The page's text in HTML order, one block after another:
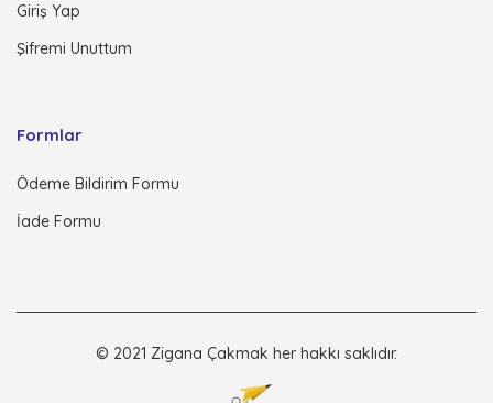
Giriş Yap
Şifremi Unuttum
Formlar
Ödeme Bildirim Formu
İade Formu
© 2021 Zigana Çakmak her hakkı saklıdır.